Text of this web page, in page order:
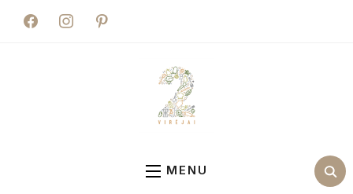
facebookinstagrampinterest
MENU